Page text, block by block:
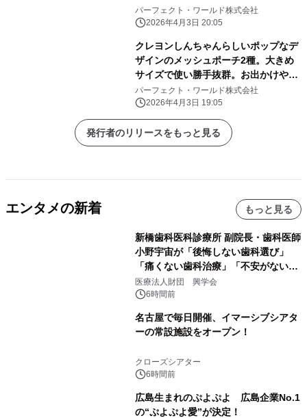
けのアレンジしよう
パーフェクト・ワールド株式会社
2026年4月3日 20:05
クレヨンしんちゃんらしいポップなデ
ザインのメッシュポーチ2種。大きめ
サイズで使い勝手抜群。お出かけや旅
行にぜひ！
パーフェクト・ワールド株式会社
2026年4月3日 19:05
発行者のリリースをもっと見る
エンタメの新着 もっと見る
新橋歯科医科診療所 副院長・歯科医師
小野宇宙が「後悔しない歯科選び」
「痛くない歯科治療」「不安がない治
療計画」をテーマに専門監修
医療法人財団 興学会
6時間前
名古屋で毎日開催、イマーシブシアタ
ーの常設施設をオープン！
クローズシアター
6時間前
広島生まれのぷよぷよ 広島企業No.1
の“ぷよぷよ愛”が決定！